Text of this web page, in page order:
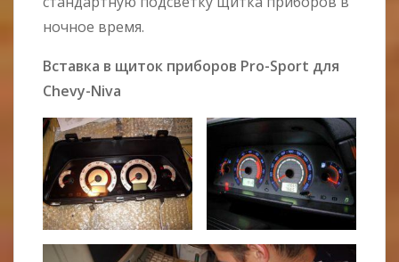
ночное время.
Вставка в щиток приборов Pro-Sport для
Chevy-Niva